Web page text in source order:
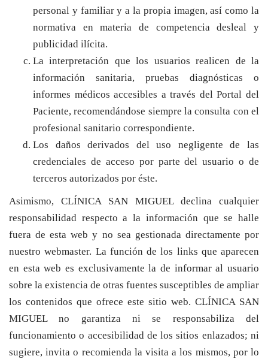
personal y familiar y a la propia imagen, así como la
normativa en materia de competencia desleal y
publicidad ilícita.
La interpretación que los usuarios realicen de la
información sanitaria, pruebas diagnósticas o
informes médicos accesibles a través del Portal del
Paciente, recomendándose siempre la consulta con el
profesional sanitario correspondiente.
Los daños derivados del uso negligente de las
credenciales de acceso por parte del usuario o de
terceros autorizados por éste.
Asimismo, CLÍNICA SAN MIGUEL declina cualquier
responsabilidad respecto a la información que se halle
fuera de esta web y no sea gestionada directamente por
nuestro webmaster. La función de los links que aparecen
en esta web es exclusivamente la de informar al usuario
sobre la existencia de otras fuentes susceptibles de ampliar
los contenidos que ofrece este sitio web. CLÍNICA SAN
MIGUEL no garantiza ni se responsabiliza del
funcionamiento o accesibilidad de los sitios enlazados; ni
sugiere, invita o recomienda la visita a los mismos, por lo